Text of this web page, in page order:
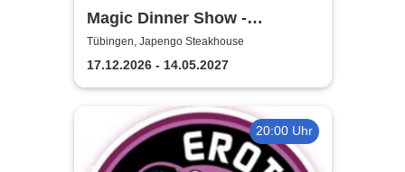
Magic Dinner Show -
Exklusive
Erlebnisgastronomie | Seit 14
Jahren & über 500 Magic
Dinner Shows
Tübingen, Japengo Steakhouse
17.12.2026 - 14.05.2027
20:00 Uhr